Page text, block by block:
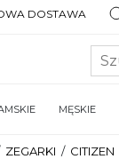
DOSTAWA
MĘSKIE
ZEGARKI / CITIZEN